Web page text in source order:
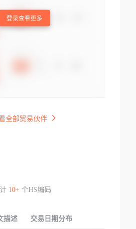
登录查看更多
全部贸易伙伴
10+个HS编码
描述 交易日期分布